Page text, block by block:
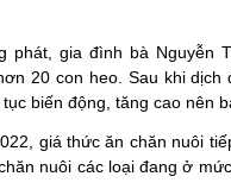
phát, gia đình bà Nguyễn
20 con heo. Sau khi
biến động, tăng cao nên
giá thức ăn chăn nuôi
nuôi các loại đang ở